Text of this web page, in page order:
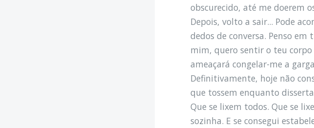
obscurecido, até me doerem
Depois, volto a sair... Pode
dedos de conversa. Penso
mim, quero sentir o teu
ameaçará congelar-me a
Definitivamente, hoje não
que tossem enquanto
Que se lixem todos. Que se
sozinha. E se consegui